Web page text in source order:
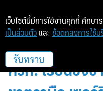
Valley วงอินดี้
คิวท์! เรียนชง
เว็บไซต์นี้มีการใช้งานคุกกี้ ศึกษา
เป็นส่วนตัว และ ข้อตกลงการใช้บ
รับทราบ